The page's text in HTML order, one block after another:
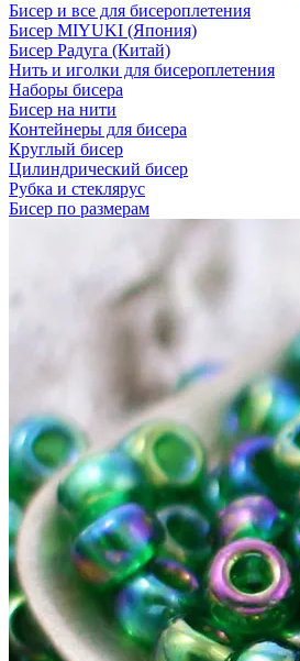
Бисер и все для бисероплетения
Бисер MIYUKI (Япония)
Бисер Радуга (Китай)
Нить и иголки для бисероплетения
Наборы бисера
Бисер на нити
Контейнеры для бисера
Круглый бисер
Цилиндрический бисер
Рубка и стеклярус
Бисер по размерам